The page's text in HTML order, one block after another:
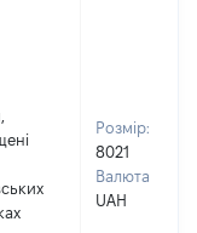
Розмір:
8021
Валюта:
UAH